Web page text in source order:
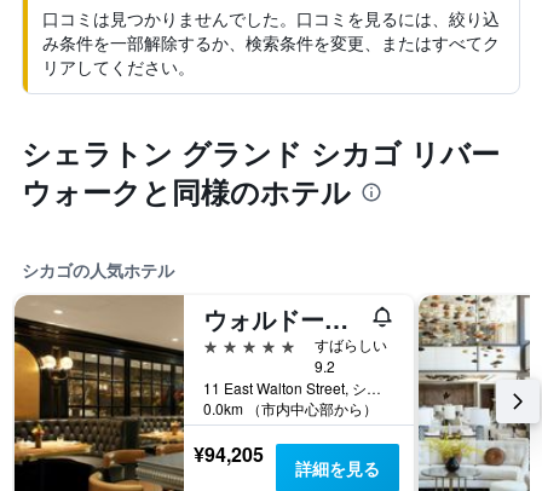
口コミは見つかりませんでした。口コミを見るには、絞り込
み条件を一部解除するか、検索条件を変更、またはすべてク
リアしてください。
シェラトン グランド シカゴ リバー
ウォークと同様のホテル
シカゴの人気ホテル
ウォルドーフ アストリア シカゴ
5つ星
すばらしい
9.2
11 East Walton Street, シカゴ, IL, アメリカ合衆国
0.0km （市内中心部から）
¥94,205 詳細を見る